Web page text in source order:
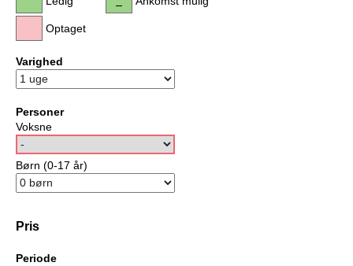
Optaget
Varighed
Personer
Voksne
Børn (0-17 år)
Pris
Periode